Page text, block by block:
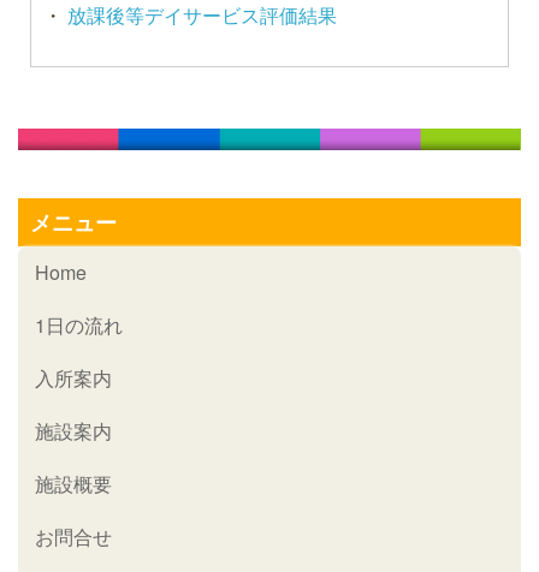
・ 放課後等デイサービス評価結果
メニュー
Home
1日の流れ
入所案内
施設案内
施設概要
お問合せ